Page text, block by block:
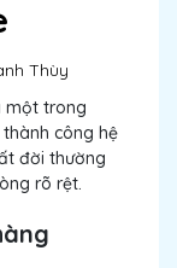
Thùy
một trong
công hệ
đời thường
rõ rệt.